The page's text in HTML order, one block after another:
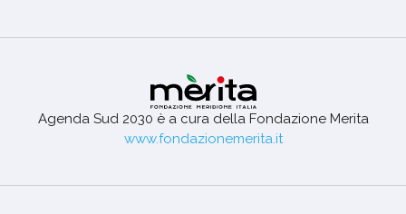
Agenda Sud 2030 è a cura della Fondazione Merita
www.fondazionemerita.it